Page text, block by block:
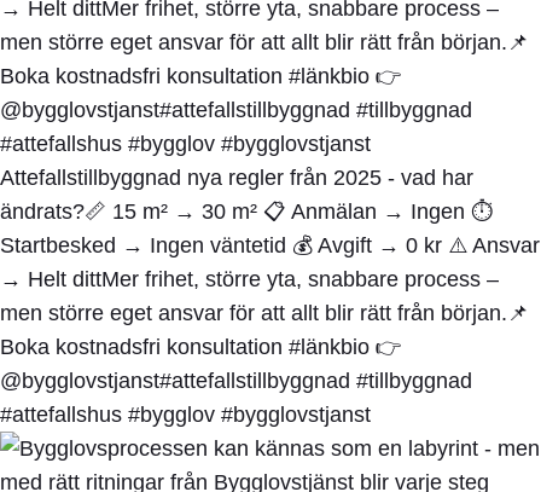
Attefallstillbyggnad nya regler från 2025 - vad har
ändrats?📏 15 m² → 30 m² 📋 Anmälan → Ingen ⏱️
Startbesked → Ingen väntetid 💰 Avgift → 0 kr ⚠️ Ansvar
→ Helt dittMer frihet, större yta, snabbare process –
men större eget ansvar för att allt blir rätt från början.📌
Boka kostnadsfri konsultation #länkbio 👉
@bygglovstjanst#attefallstillbyggnad #tillbyggnad
#attefallshus #bygglov #bygglovstjanst